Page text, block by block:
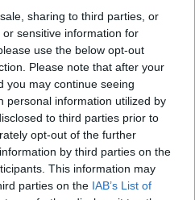
sharing to third parties, or
sensitive information for
use the below opt-out
Please note that after your
you may continue seeing
personal information utilized by
to third parties prior to
opt-out of the further
by third parties on the
This information may
parties on the IAB’s List of
HA MINDIG EZT A MONDATOT
AZ RENDKÍVÜL MAGAS
INTELLIGENCIÁRA UTALHAT
A GYÓGYSZEREIKET –
JELENTKEZIK EZ A